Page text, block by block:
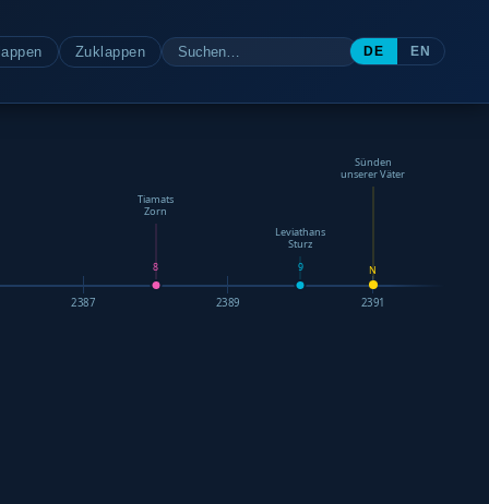
Zuklappen DE EN
2387 2389 2391
Tiamats
Zorn
8
Leviathans
Sturz
9
Sünden
unserer Väter
N